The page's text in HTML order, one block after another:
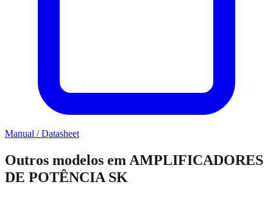
Manual / Datasheet
Outros modelos em AMPLIFICADORES
DE POTÊNCIA SK